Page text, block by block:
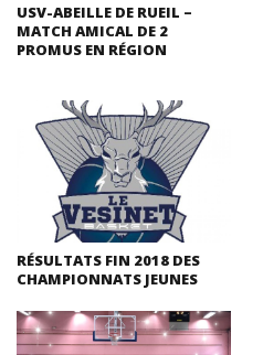
USV-ABEILLE DE RUEIL –
MATCH AMICAL DE 2
PROMUS EN RÉGION
RÉSULTATS FIN 2018 DES
CHAMPIONNATS JEUNES